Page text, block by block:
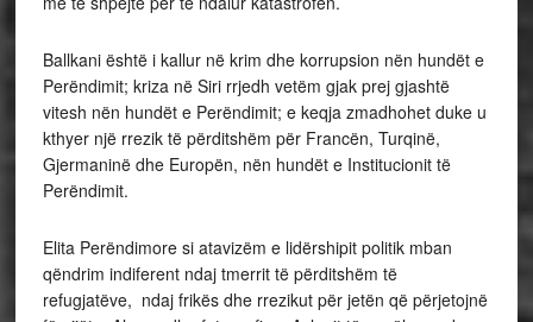
Ballkani është i kallur në krim dhe korrupsion nën hundët e
Perëndimit; kriza në Siri rrjedh vetëm gjak prej gjashtë
vitesh nën hundët e Perëndimit; e keqja zmadhohet duke u
kthyer një rrezik të përditshëm për Francën, Turqinë,
Gjermaninë dhe Europën, nën hundët e Institucionit të
Perëndimit.
Elita Perëndimore si atavizëm e lidërshipit politik mban
qëndrim indiferent ndaj tmerrit të përditshëm të
refugjatëve, ndaj frikës dhe rrezikut për jetën që përjetojnë